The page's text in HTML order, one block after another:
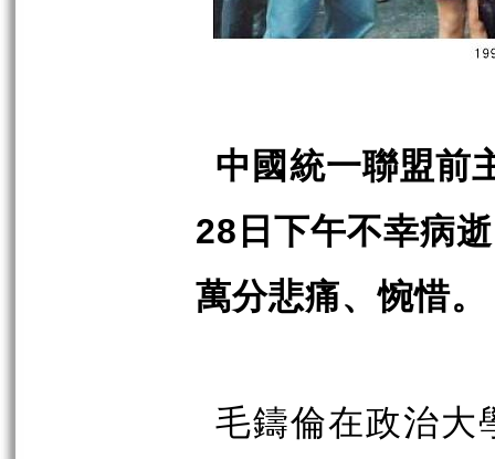
中國統一聯盟前
28日下午不幸病
萬分悲痛、惋惜。
毛鑄倫在政治大